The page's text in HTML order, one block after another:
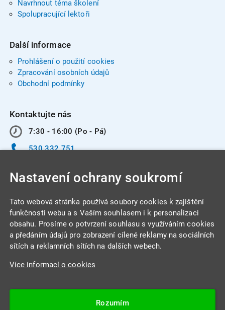
Navrhnout téma školení
Spolupracující lektoři
Další informace
Prohlášení o použití cookies
Zpracování osobních údajů
Obchodní podmínky
Kontaktujte nás
7:30 - 16:00 (Po - Pá)
530 332 751
INTEGRA CENTRUM s.r.o.
Jabloňová 662/7
Datová schránka: 4beca6d
Nastavení ochrany soukromí
Tato webová stránka používá soubory cookies k zajištění
funkčnosti webu a s Vaším souhlasem i k personalizaci
obsahu. Prosíme o potvrzení souhlasu s využíváním cookies
a předáním údajů pro zobrazení cílené reklamy na sociálních
sítích a reklamních sítích na dalších webech.
Více informací o cookies
Rozumím